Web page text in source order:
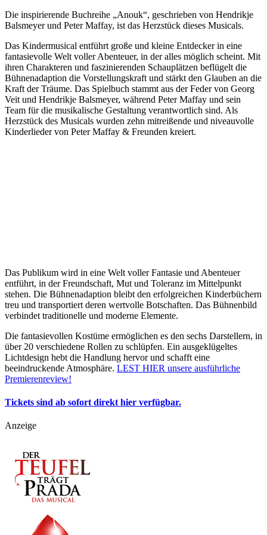
Die inspirierende Buchreihe „Anouk“, geschrieben von Hendrikje
Balsmeyer und Peter Maffay, ist das Herzstück dieses Musicals.
Das Kindermusical entführt große und kleine Entdecker in eine
fantasievolle Welt voller Abenteuer, in der alles möglich scheint. Mit
ihren Charakteren und faszinierenden Schauplätzen beflügelt die
Bühnenadaption die Vorstellungskraft und stärkt den Glauben an die
Kraft der Träume. Das Spielbuch stammt aus der Feder von Georg
Veit und Hendrikje Balsmeyer, während Peter Maffay und sein
Team für die musikalische Gestaltung verantwortlich sind. Als
Herzstück des Musicals wurden zehn mitreißende und niveauvolle
Kinderlieder von Peter Maffay & Freunden kreiert.
Das Publikum wird in eine Welt voller Fantasie und Abenteuer
entführt, in der Freundschaft, Mut und Toleranz im Mittelpunkt
stehen. Die Bühnenadaption bleibt den erfolgreichen Kinderbüchern
treu und transportiert deren wertvolle Botschaften. Das Bühnenbild
verbindet traditionelle und moderne Elemente.
Die fantasievollen Kostüme ermöglichen es den sechs Darstellern, in
über 20 verschiedene Rollen zu schlüpfen. Ein ausgeklügeltes
Lichtdesign hebt die Handlung hervor und schafft eine
beeindruckende Atmosphäre. LEST HIER unsere ausführliche
Premierenreview!
Tickets sind ab sofort direkt hier verfügbar.
Anzeige